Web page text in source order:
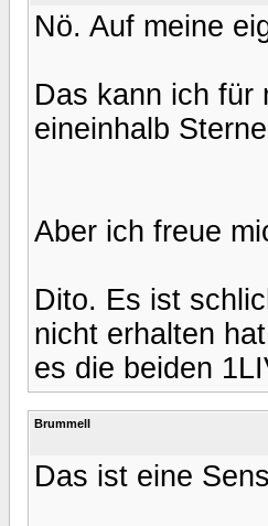
Nö. Auf meine
Das kann ich für
eineinhalb
Aber ich freue
Dito. Es ist
nicht erhalten
es die beiden
Brummell
Das ist eine